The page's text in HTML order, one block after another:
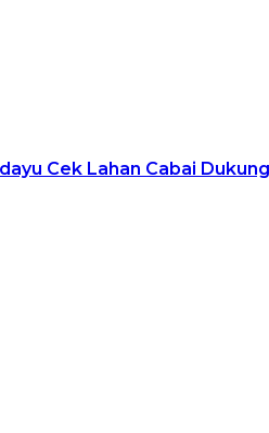
Cek Lahan Cabai